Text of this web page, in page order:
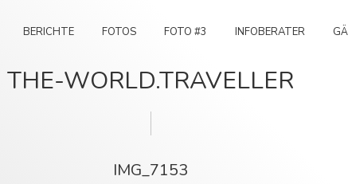
BERICHTE FOTOS FOTO #3 INFOBERATER
THE-WORLD.TRAVELLER
IMG_7153